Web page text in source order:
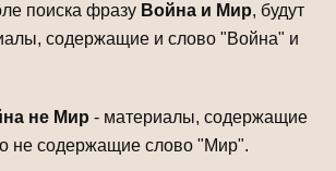
поиска фразу Война и Мир, будут
содержащие и слово "Война" и
не Мир - материалы, содержащие
не содержащие слово "Мир".